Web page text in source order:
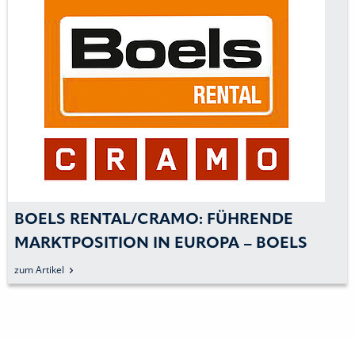
BOELS RENTAL/CRAMO: FÜHRENDE
MARKTPOSITION IN EUROPA – BOELS
ÜBERNIMMT CRAMO
zum Artikel